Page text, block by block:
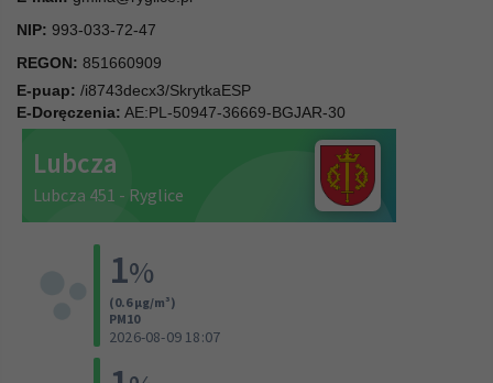
NIP: 993-033-72-47
REGON: 851660909
E-puap: /i8743decx3/SkrytkaESP
E-Doręczenia: AE:PL-50947-36669-BGJAR-30